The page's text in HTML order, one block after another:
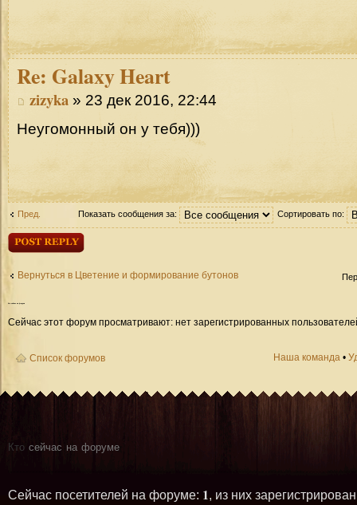
Re: Galaxy Heart
zizyka » 23 дек 2016, 22:44
Неугомонный он у тебя)))
Пред. Показать сообщения за: Сортировать по:
Ответить
Вернуться в Цветение и формирование бутонов
Кто сейчас на форуме
Сейчас этот форум просматривают: нет зарегистрированных
Список форумов Наша команда •
Кто сейчас на форуме
Сейчас посетителей на форуме: 1, из них